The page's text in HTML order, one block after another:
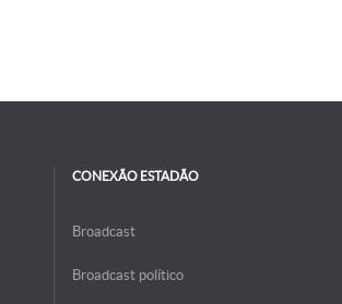
CONEXÃO ESTADÃO
Broadcast
Broadcast político